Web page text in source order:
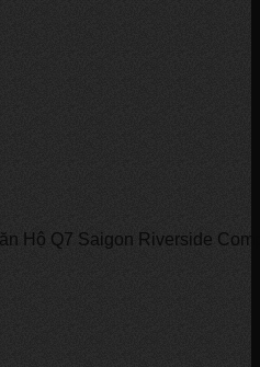
Hộ Q7 Saigon Riverside